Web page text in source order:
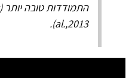
al.,2013).